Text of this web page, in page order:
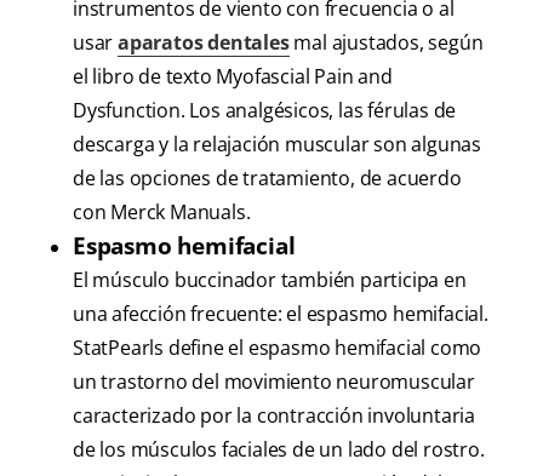
instrumentos de viento con frecuencia o al
usaraparatos dentalesmal ajustados, según
el libro de texto Myofascial Pain and
Dysfunction. Los analgésicos, las férulas de
descarga y la relajación muscular son algunas
de las opciones de tratamiento, de acuerdo
con Merck Manuals.
Espasmo hemifacial
El músculo buccinador también participa en
una afección frecuente: el espasmo hemifacial.
StatPearls define el espasmo hemifacial como
un trastorno del movimiento neuromuscular
caracterizado por la contracción involuntaria
de los músculos faciales de un lado del rostro.